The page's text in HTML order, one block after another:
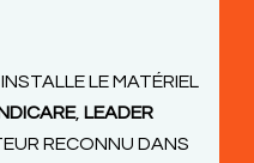
LE MATÉRIEL
, LEADER
RECONNU DANS